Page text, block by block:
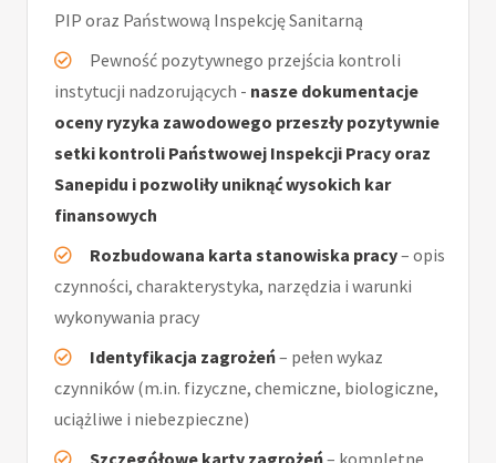
PIP oraz Państwową Inspekcję Sanitarną
Pewność pozytywnego przejścia kontroli
instytucji nadzorujących - nasze dokumentacje
oceny ryzyka zawodowego przeszły pozytywnie
setki kontroli Państwowej Inspekcji Pracy oraz
Sanepidu i pozwoliły uniknąć wysokich kar
finansowych
Rozbudowana karta stanowiska pracy– opis
czynności, charakterystyka, narzędzia i warunki
wykonywania pracy
Identyfikacja zagrożeń– pełen wykaz
czynników (m.in. fizyczne, chemiczne, biologiczne,
uciążliwe i niebezpieczne)